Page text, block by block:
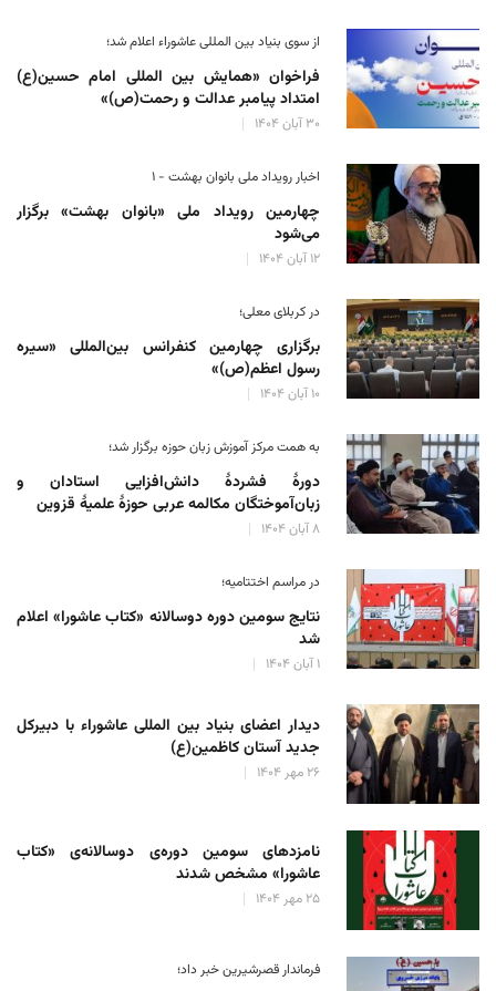
از سوی بنیاد بین المللی عاشوراء اعلام شد؛
فراخوان «همایش بین المللی امام حسین(ع)
امتداد پیامبر عدالت و رحمت(ص)»
۳۰ آبان ۱۴۰۴
اخبار رویداد ملی بانوان بهشت - ۱
چهارمین رویداد ملی «بانوان بهشت» برگزار
می‌شود
۱۲ آبان ۱۴۰۴
در کربلای معلی؛
برگزاری چهارمین کنفرانس بین‌المللی «سیره
رسول اعظم(ص)»
۱۰ آبان ۱۴۰۴
به همت مرکز آموزش زبان حوزه‌ برگزار شد؛
دورهٔ فشردهٔ دانش‌افزایی استادان و
زبان‌آموختگان مکالمه عربی حوزهٔ علمیهٔ قزوین
۸ آبان ۱۴۰۴
در مراسم اختتامیه؛
نتایج سومین دوره‌ دوسالانه‌ «کتاب عاشورا» اعلام
شد
۱ آبان ۱۴۰۴
دیدار اعضای بنیاد بین المللی عاشوراء با دبیرکل
جدید آستان کاظمین(ع)
۲۶ مهر ۱۴۰۴
نامزدهای سومین دوره‌ی دوسالانه‌ی «کتاب
عاشورا» مشخص شدند
۲۵ مهر ۱۴۰۴
فرماندار قصرشیرین خبر داد؛